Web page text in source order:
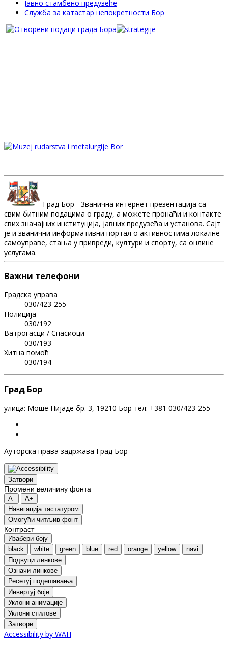
Јавно стамбено предузеће
Служба за катастар непокретности Бор
Град Бор - Званична интернет презентација са
свим битним подацима о граду, а можете пронаћи и контакте
свих значајних институција, јавних предузећа и установа. Сајт
је и званични информативни портал о активностима локалне
самоуправе, стања у привреди, култури и спорту, са онлине
услугама.
Важни телефони
Градска управа
030/423-255
Полиција
030/192
Ватрогасци / Спасиоци
030/193
Хитна помоћ
030/194
Град Бор
улица: Моше Пијаде бр. 3, 19210 Бор тел: +381 030/423-255
Ауторска права задржава Град Бор
Затвори
Промени величину фонта
A-
A+
Навигација тастатуром
Oмогући читљив фонт
Контраст
Изабери боју
black
white green blue red orange yellow
navi
Подвуци линкове
Означи линкове
Ресетуј подешавања
Инвертуј боје
Уклони анимације
Уклони стилове
Затвори
Accessibility by WAH